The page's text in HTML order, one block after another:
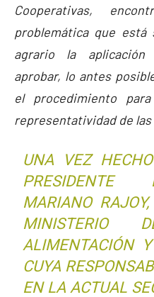
Cooperativas,
problemática que
agrario la aplicación
aprobar, lo antes
el procedimiento
representatividad de
UNA VEZ
PRESIDENTE
MARIANO
MINISTERIO
ALIMENTACIÓN
CUYA
EN LA ACTUAL